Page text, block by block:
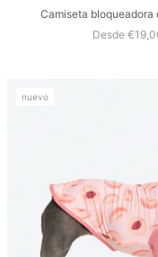
Camiseta bloqueadora
Desde
nuevo